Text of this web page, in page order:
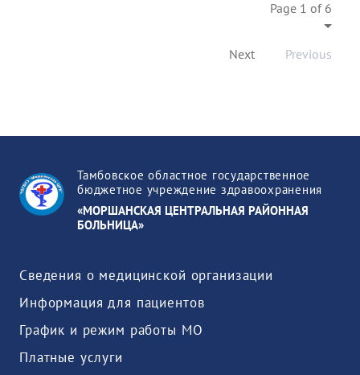
Page 1 of 6
Previous
Next
Тамбовское областное государственное
бюджетное учреждение здравоохранения
«МОРШАНСКАЯ ЦЕНТРАЛЬНАЯ РАЙОННАЯ
БОЛЬНИЦА»
Сведения о медицинской организации
Информация для пациентов
График и режим работы МО
Платные услуги